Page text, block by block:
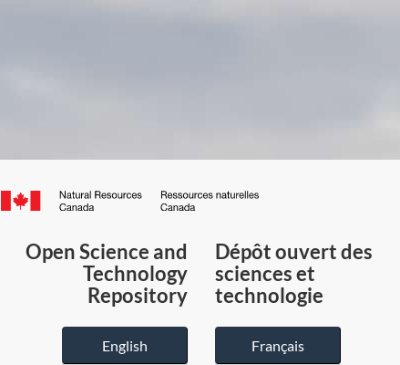
Canada.ca
du
Canada
Open Science and
Technology
Repository
English
Dépôt ouvert des
sciences et
technologie
Français